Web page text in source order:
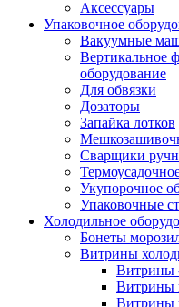
Аксессуары
Упаковочное
Вакуумные
Вертикальное
оборудование
Для обвязки
Дозаторы
Запайка лотков
Сварщики
Укупорочное
Упаковочные
Холодильное
Бонеты
Витрины
Витрины
Витрины
Витрины